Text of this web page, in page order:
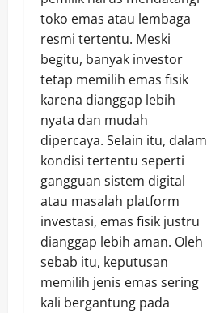
toko emas atau lembaga
resmi tertentu. Meski
begitu, banyak investor
tetap memilih emas fisik
karena dianggap lebih
nyata dan mudah
dipercaya. Selain itu, dalam
kondisi tertentu seperti
gangguan sistem digital
atau masalah platform
investasi, emas fisik justru
dianggap lebih aman. Oleh
sebab itu, keputusan
memilih jenis emas sering
kali bergantung pada